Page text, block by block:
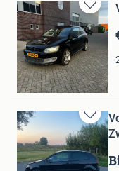
Bewaren
in
Mijn
Favorieten
Marco Oudenrijn
IJsselstein
Bewaren
in
Mijn